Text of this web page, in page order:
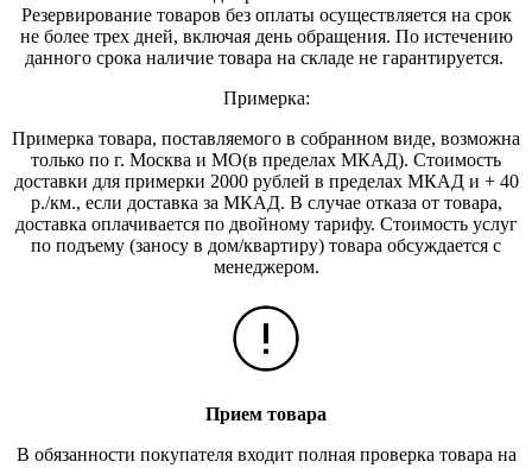
Резервирование товаров без оплаты осуществляется на срок
не более трех дней, включая день обращения. По истечению
данного срока наличие товара на складе не гарантируется.
Примерка:
Примерка товара, поставляемого в собранном виде, возможна
только по г. Москва и МО(в пределах МКАД). Стоимость
доставки для примерки 2000 рублей в пределах МКАД и + 40
р./км., если доставка за МКАД. В случае отказа от товара,
доставка оплачивается по двойному тарифу. Стоимость услуг
по подъему (заносу в дом/квартиру) товара обсуждается с
менеджером.
Прием товара
В обязанности покупателя входит полная проверка товара на